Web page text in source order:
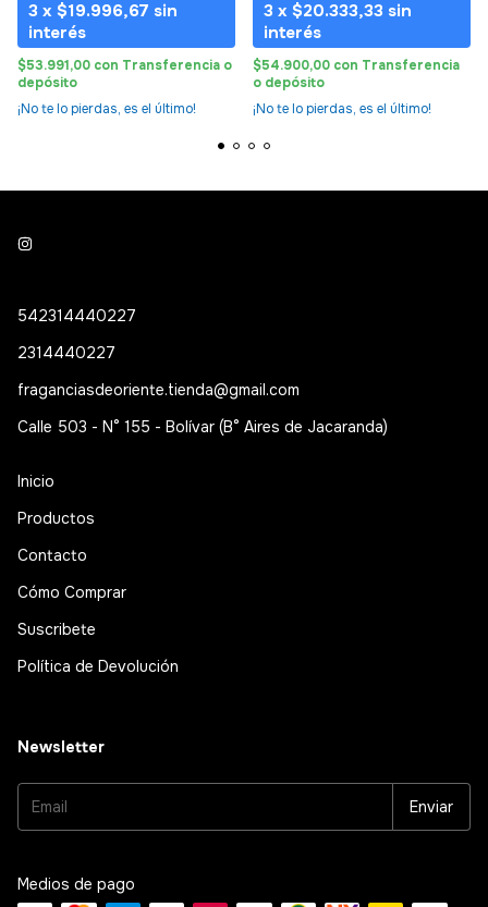
3 x $19.996,67 sin
interés
$53.991,00 con Transferencia o
depósito
¡No te lo pierdas, es el último!
3 x $20.333,33 sin
interés
$54.900,00 con Transferencia
o depósito
¡No te lo pierdas, es el último!
542314440227
2314440227
fraganciasdeoriente.tienda@gmail.com
Calle 503 - N° 155 - Bolívar (B° Aires de Jacaranda)
Inicio
Productos
Contacto
Cómo Comprar
Suscribete
Política de Devolución
Newsletter
Medios de pago